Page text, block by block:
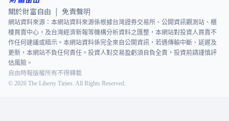
關於財富自由 免責聲明
網站資料來源：本網站資料來源係根據台灣證券交易所、公開資訊觀測站、櫃
檯買賣中心，及台灣經濟新報等機構分析資料之匯整，本網站對投資人買賣不
作任何建議或暗示。本網站資料係完全來自公開資訊，若遇傳輸中斷、延遲及
更新，本網站不負任何責任。投資人對交易盈虧須自負全責，投資前請謹慎評
估風險。
自由時報版權所有不得轉載
© 2026 The Liberty Times. All Rights Reserved.